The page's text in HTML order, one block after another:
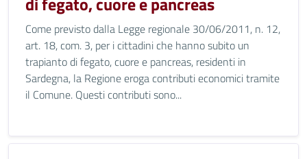
Come previsto dalla Legge regionale 30/06/2011, n. 12,
art. 18, com. 3, per i cittadini che hanno subito un
trapianto di fegato, cuore e pancreas, residenti in
Sardegna, la Regione eroga contributi economici tramite
il Comune. Questi contributi sono...